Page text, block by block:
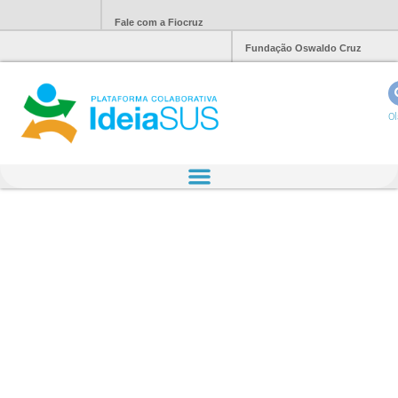
Fale com a Fiocruz
Fundação Oswaldo Cruz